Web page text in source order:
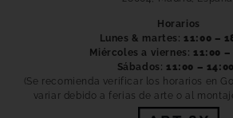
Horarios
Lunes & martes: 11:00 –
Miércoles a viernes: 11:00 –
Sábados: 11:00 –
(Se recomienda verificar los horarios en
variar debido a ferias de arte o al